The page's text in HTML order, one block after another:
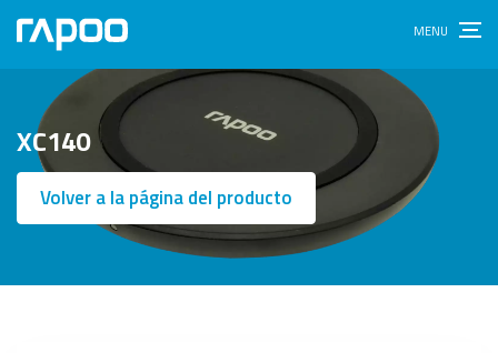
XC140
Volver a la página del producto